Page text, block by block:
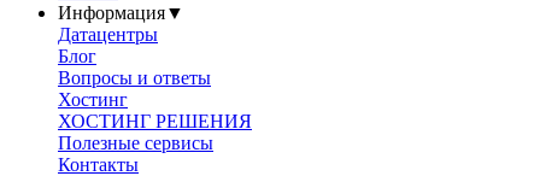
Информация▼
Датацентры
Блог
Вопросы и ответы
Хостинг
ХОСТИНГ РЕШЕНИЯ
Полезные сервисы
Контакты